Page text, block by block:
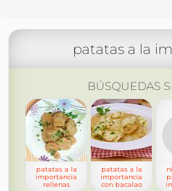
patatas a la
BÚSQUEDAS
patatas a la
importancia
rellenas
patatas a la
importancia
con bacalao